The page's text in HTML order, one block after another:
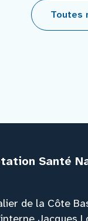
Toutes
Santé
de la Côte